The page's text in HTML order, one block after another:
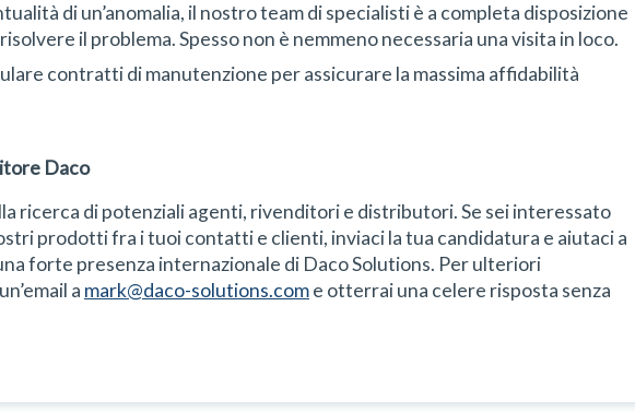
di un’anomalia, il nostro team di specialisti è a completa disposizione
il problema. Spesso non è nemmeno necessaria una visita in loco.
contratti di manutenzione per assicurare la massima affidabilità
Daco
ricerca di potenziali agenti, rivenditori e distributori. Se sei interessato
prodotti fra i tuoi contatti e clienti, inviaci la tua candidatura e aiutaci a
forte presenza internazionale di Daco Solutions. Per ulteriori
a mark@daco-solutions.come otterrai una celere risposta senza